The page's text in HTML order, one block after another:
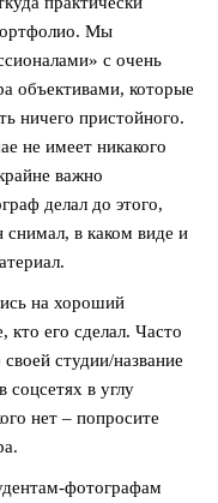
Мы
с очень
объективами, которые
ничего пристойного.
не имеет никакого
важно
делал до этого,
снимал, в каком виде и
на хороший
кто его сделал. Часто
студии/название
соцсетях в углу
нет – попросите
фотографам